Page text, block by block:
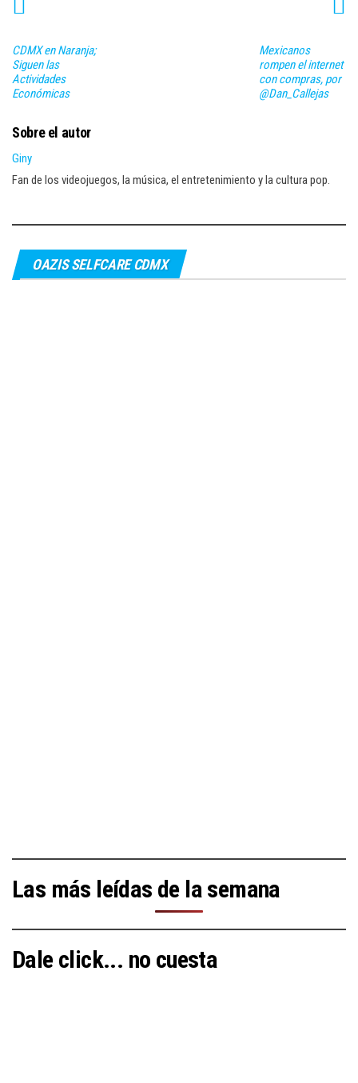
CDMX en Naranja;
Siguen las
Actividades
Económicas
Mexicanos
rompen el internet
con compras, por
@Dan_Callejas
Sobre el autor
Giny
Fan de los videojuegos, la música, el entretenimiento y la cultura pop.
OAZIS SELFCARE CDMX
Las más leídas de la semana
Dale click... no cuesta